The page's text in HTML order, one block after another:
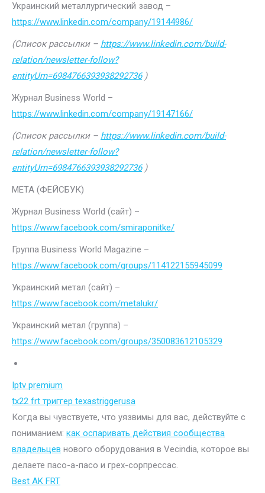
Украинский металлургический завод –
https://www.linkedin.com/company/19144986/
(Список рассылки – https://www.linkedin.com/build-
relation/newsletter-follow?
entityUrn=6984766393938292736)
Журнал Business World –
https://www.linkedin.com/company/19147166/
(Список рассылки – https://www.linkedin.com/build-
relation/newsletter-follow?
entityUrn=6984766393938292736)
МЕТА (ФЕЙСБУК)
Журнал Business World (сайт) –
https://www.facebook.com/smiraponitke/
Группа Business World Magazine –
https://www.facebook.com/groups/114122155945099
Украинский метал (сайт) –
https://www.facebook.com/metalukr/
Украинский метал (группа) –
https://www.facebook.com/groups/350083612105329
Iptv premium
tx22 frt триггер texastriggerusa
Когда вы чувствуете, что уязвимы для вас, действуйте с
пониманием: как оспаривать действия сообщества
владельцев нового оборудования в Vecindia, которое вы
делаете пасо-а-пасо и грех-сорпрессас.
Best AK FRT